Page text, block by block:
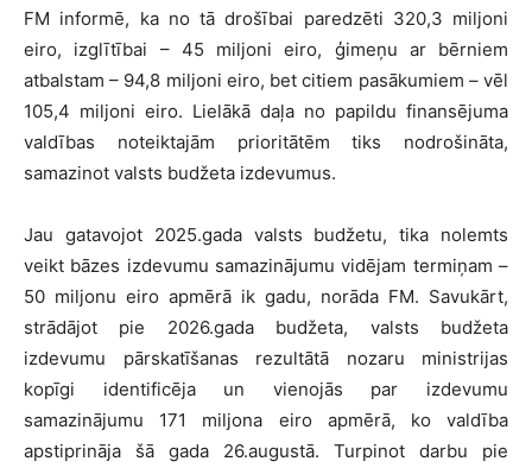
FM informē, ka no tā drošībai paredzēti 320,3 miljoni
eiro, izglītībai – 45 miljoni eiro, ģimeņu ar bērniem
atbalstam – 94,8 miljoni eiro, bet citiem pasākumiem – vēl
105,4 miljoni eiro. Lielākā daļa no papildu finansējuma
valdības noteiktajām prioritātēm tiks nodrošināta,
samazinot valsts budžeta izdevumus.
Jau gatavojot 2025.gada valsts budžetu, tika nolemts
veikt bāzes izdevumu samazinājumu vidējam termiņam –
50 miljonu eiro apmērā ik gadu, norāda FM. Savukārt,
strādājot pie 2026.gada budžeta, valsts budžeta
izdevumu pārskatīšanas rezultātā nozaru ministrijas
kopīgi identificēja un vienojās par izdevumu
samazinājumu 171 miljona eiro apmērā, ko valdība
apstiprināja šā gada 26.augustā. Turpinot darbu pie